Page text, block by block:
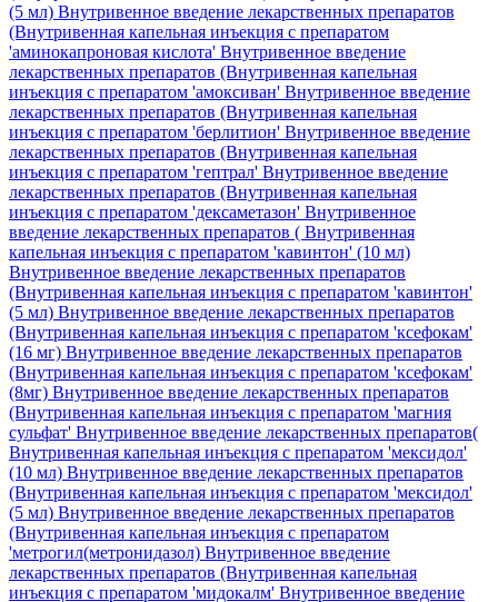
(5 мл) Внутривенное введение лекарственных препаратов
(Внутривенная капельная инъекция с препаратом
'аминокапроновая кислота' Внутривенное введение
лекарственных препаратов (Внутривенная капельная
инъекция с препаратом 'амоксиван' Внутривенное введение
лекарственных препаратов (Внутривенная капельная
инъекция с препаратом 'берлитион' Внутривенное введение
лекарственных препаратов (Внутривенная капельная
инъекция с препаратом 'гептрал' Внутривенное введение
лекарственных препаратов (Внутривенная капельная
инъекция с препаратом 'дексаметазон' Внутривенное
введение лекарственных препаратов ( Внутривенная
капельная инъекция с препаратом 'кавинтон' (10 мл)
Внутривенное введение лекарственных препаратов
(Внутривенная капельная инъекция с препаратом 'кавинтон'
(5 мл) Внутривенное введение лекарственных препаратов
(Внутривенная капельная инъекция с препаратом 'ксефокам'
(16 мг) Внутривенное введение лекарственных препаратов
(Внутривенная капельная инъекция с препаратом 'ксефокам'
(8мг) Внутривенное введение лекарственных препаратов
(Внутривенная капельная инъекция с препаратом 'магния
сульфат' Внутривенное введение лекарственных препаратов(
Внутривенная капельная инъекция с препаратом 'мексидол'
(10 мл) Внутривенное введение лекарственных препаратов
(Внутривенная капельная инъекция с препаратом 'мексидол'
(5 мл) Внутривенное введение лекарственных препаратов
(Внутривенная капельная инъекция с препаратом
'метрогил(метронидазол) Внутривенное введение
лекарственных препаратов (Внутривенная капельная
инъекция с препаратом 'мидокалм' Внутривенное введение